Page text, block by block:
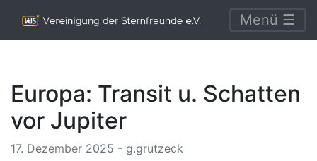
Menü ☰
Europa: Transit u. Schatten
vor Jupiter
17. Dezember 2025 - g.grutzeck